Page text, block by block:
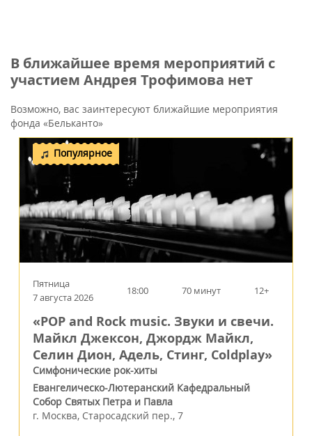
В ближайшее время мероприятий с
участием Андрея Трофимова нет
Возможно, вас заинтересуют ближайшие мероприятия
фонда «Бельканто»
Популярное
Пятница
7 августа 2026
18:00 70 минут 12+
«POP and Rock music. Звуки и свечи.
Майкл Джексон, Джордж Майкл,
Селин Дион, Адель, Стинг, Coldplay»
Симфонические рок-хиты
Евангелическо-Лютеранский Кафедральный
Собор Святых Петра и Павла
г. Москва, Старосадский пер., 7